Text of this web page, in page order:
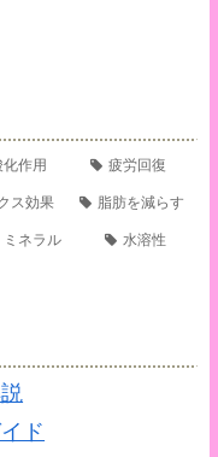
化作用 疲労回復
ス効果 脂肪を減らす
ミネラル 水溶性
ド